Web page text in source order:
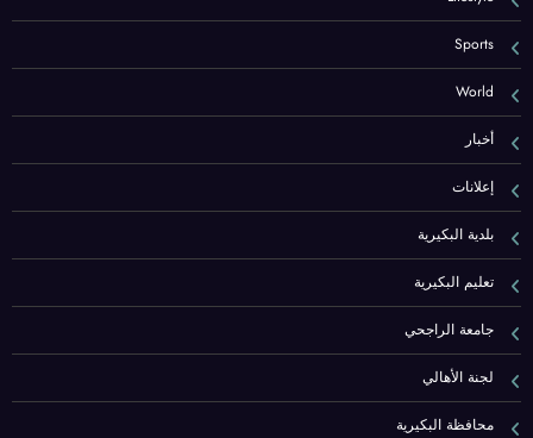
Sports
World
أخبار
إعلانات
بلدية البكيرية
تعليم البكيرية
جامعة الراجحي
لجنة الأهالي
محافظة البكيرية